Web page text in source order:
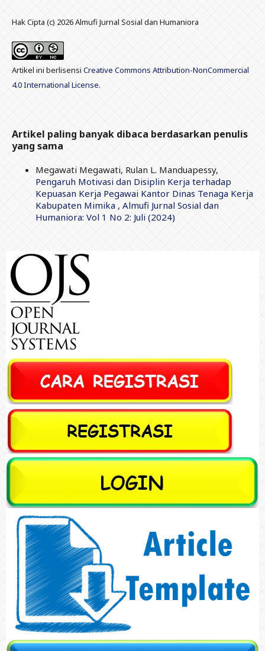
Hak Cipta (c) 2026 Almufi Jurnal Sosial dan Humaniora
Artikel ini berlisensi Creative Commons Attribution-NonCommercial
4.0 International License.
Artikel paling banyak dibaca berdasarkan penulis
yang sama
Megawati Megawati, Rulan L. Manduapessy,
Pengaruh Motivasi dan Disiplin Kerja terhadap
Kepuasan Kerja Pegawai Kantor Dinas Tenaga Kerja
Kabupaten Mimika , Almufi Jurnal Sosial dan
Humaniora: Vol 1 No 2: Juli (2024)